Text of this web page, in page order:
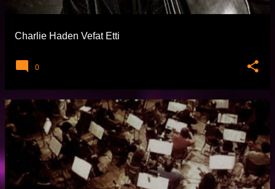
Charlie Haden Vefat Etti
0